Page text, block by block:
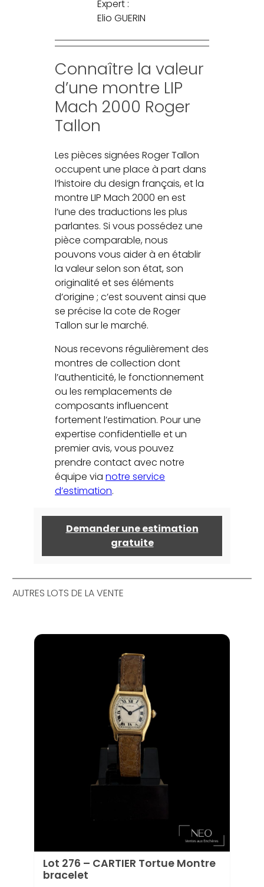
Expert :
Elio GUERIN
Connaître la valeur
d’une montre LIP
Mach 2000 Roger
Tallon
Les pièces signées Roger Tallon
occupent une place à part dans
l’histoire du design français, et la
montre LIP Mach 2000 en est
l’une des traductions les plus
parlantes. Si vous possédez une
pièce comparable, nous
pouvons vous aider à en établir
la valeur selon son état, son
originalité et ses éléments
d’origine ; c’est souvent ainsi que
se précise la cote de Roger
Tallon sur le marché.
Nous recevons régulièrement des
montres de collection dont
l’authenticité, le fonctionnement
ou les remplacements de
composants influencent
fortement l’estimation. Pour une
expertise confidentielle et un
premier avis, vous pouvez
prendre contact avec notre
équipe vianotre service
d’estimation.
Demander une estimation
gratuite
AUTRES LOTS DE LA VENTE
Lot 276 – CARTIER Tortue Montre
bracelet